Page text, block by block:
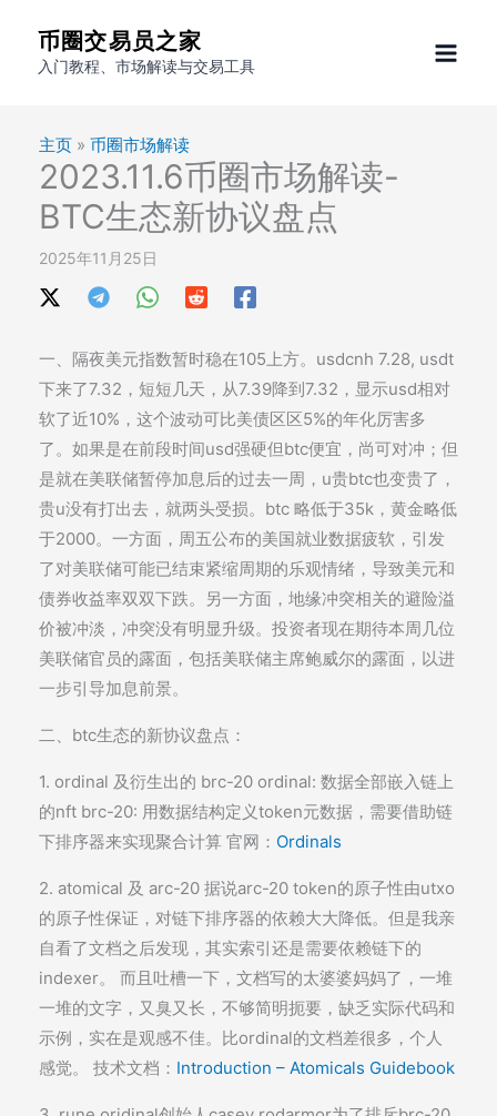
币圈交易员之家
入门教程、市场解读与交易工具
主页 » 币圈市场解读
2023.11.6币圈市场解读-
BTC生态新协议盘点
2025年11月25日
一、隔夜美元指数暂时稳在105上方。usdcnh 7.28, usdt
下来了7.32，短短几天，从7.39降到7.32，显示usd相对
软了近10%，这个波动可比美债区区5%的年化厉害多
了。如果是在前段时间usd强硬但btc便宜，尚可对冲；但
是就在美联储暂停加息后的过去一周，u贵btc也变贵了，
贵u没有打出去，就两头受损。btc 略低于35k，黄金略低
于2000。一方面，周五公布的美国就业数据疲软，引发
了对美联储可能已结束紧缩周期的乐观情绪，导致美元和
债券收益率双双下跌。另一方面，地缘冲突相关的避险溢
价被冲淡，冲突没有明显升级。投资者现在期待本周几位
美联储官员的露面，包括美联储主席鲍威尔的露面，以进
一步引导加息前景。
二、btc生态的新协议盘点：
1. ordinal 及衍生出的 brc-20 ordinal: 数据全部嵌入链上
的nft brc-20: 用数据结构定义token元数据，需要借助链
下排序器来实现聚合计算 官网： Ordinals
2. atomical 及 arc-20 据说arc-20 token的原子性由utxo
的原子性保证，对链下排序器的依赖大大降低。但是我亲
自看了文档之后发现，其实索引还是需要依赖链下的
indexer。 而且吐槽一下，文档写的太婆婆妈妈了，一堆
一堆的文字，又臭又长，不够简明扼要，缺乏实际代码和
示例，实在是观感不佳。比ordinal的文档差很多，个人
感觉。 技术文档： Introduction – Atomicals Guidebook